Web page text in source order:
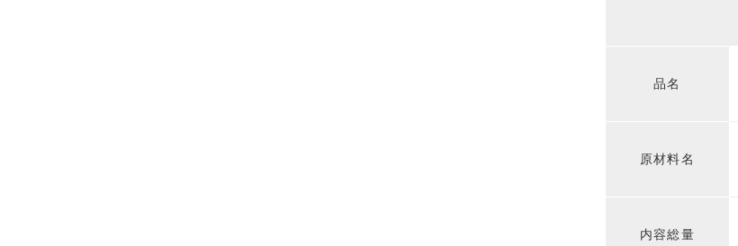
品名
原材料名
内容総量